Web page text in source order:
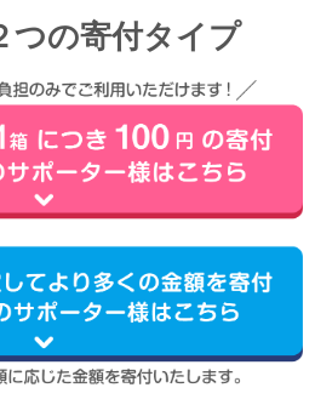
つの寄付タイプ